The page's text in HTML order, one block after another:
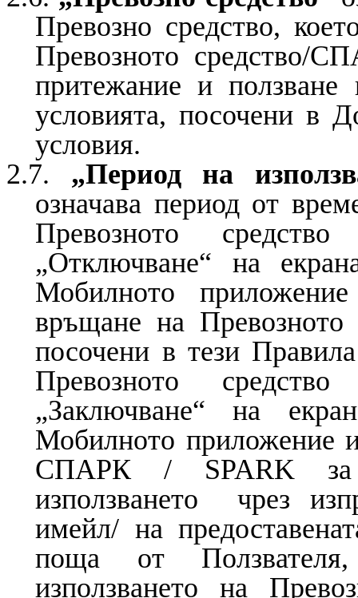
Превозно средство,
Превозното средство/
притежание и ползване
условията, посочени в
условия.
2.7. „Период на
означава период от
Превозното
„Отключване“ на
Мобилното
връщане на Превозното
посочени в тези
Превозното
„Заключване“ на
Мобилното приложение
СПАРК / SPARK за
използването чрез
имейл/ на
поща от
използването на